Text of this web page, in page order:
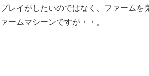
レイがしたいのではなく、ファーム
ームマシーンですが・・。